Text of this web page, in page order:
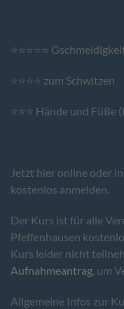
⭐⭐⭐⭐⭐
⭐⭐⭐⭐ zum Schwitzen
⭐⭐⭐ Hände und
Jetzt hier online oder
kostenlos anmelden.
Der Kurs ist für alle
Pfeffenhausen
Kurs leider nicht
Aufnahmeantrag, um
Allgemeine Infos zur